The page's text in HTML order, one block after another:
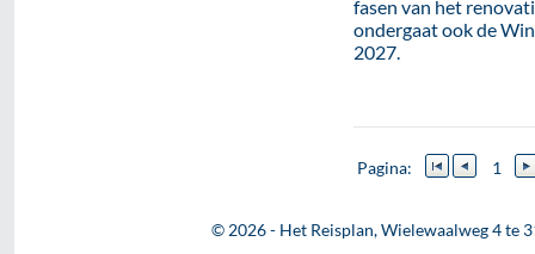
fasen van het
ondergaat ook de
2027.
Pagina: 1
© 2026 - Het Reisplan, Wielewaalweg 4 te